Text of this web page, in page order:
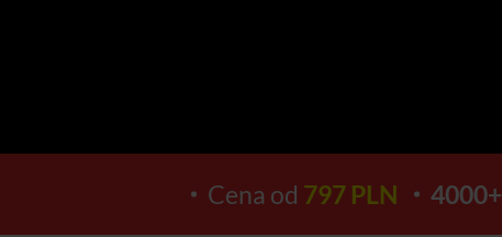
Cena od 797 PLN 4000+